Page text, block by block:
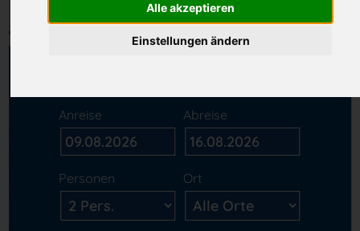
Alle akzeptieren
Einstellungen ändern
Anreise Abreise
Personen Ort